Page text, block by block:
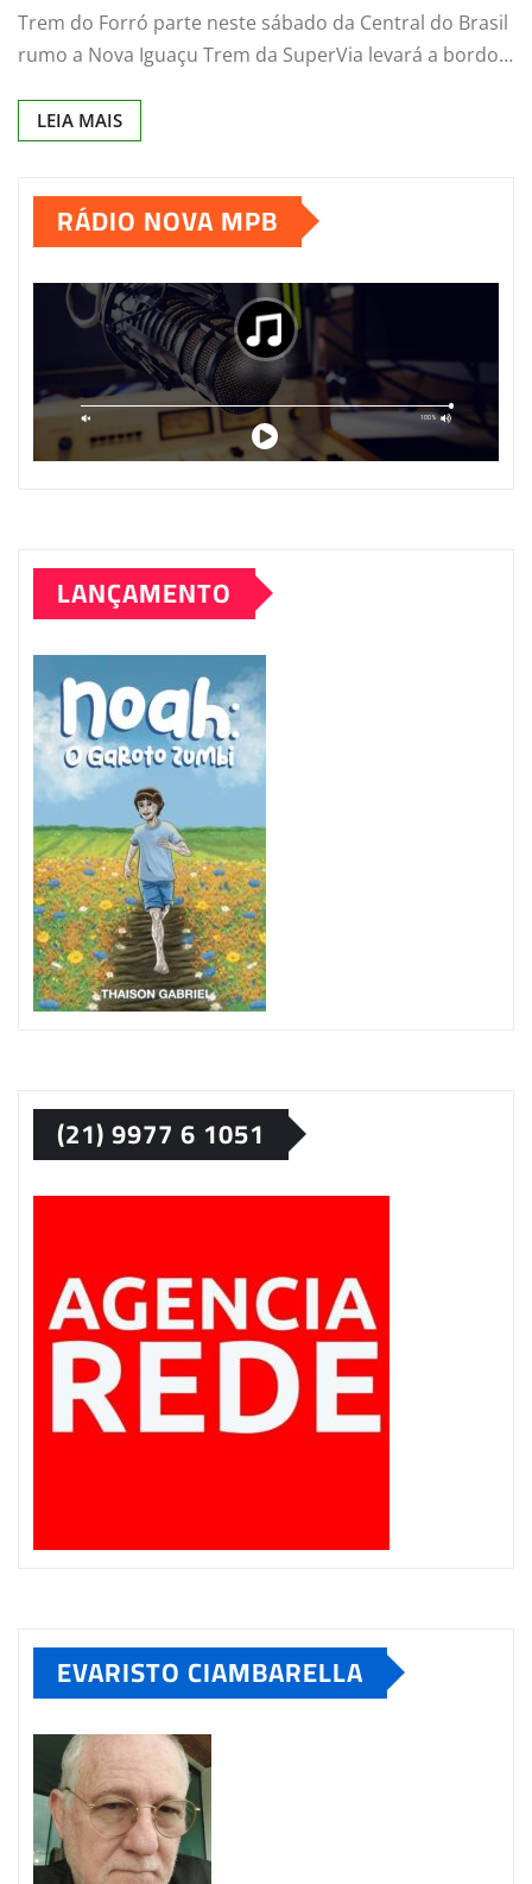
Trem do Forró parte neste sábado da Central do Brasil
rumo a Nova Iguaçu Trem da SuperVia levará a bordo…
LEIA MAIS
RÁDIO NOVA MPB
LANÇAMENTO
(21) 9977 6 1051
EVARISTO CIAMBARELLA